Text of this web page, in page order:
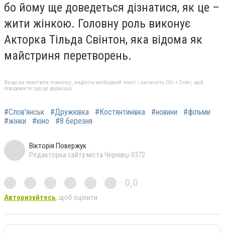
бо йому ще доведеться дізнатися, як це –
жити жінкою. Головну роль виконує
Акторка Тільда Свінтон, яка відома як
майстриня перетворень.
Якщо ви помітили помилку, виділіть необхідний текст і натисніть Ctrl + Enter, щоб
повідомити про це редакцію
#Слов'янськ #Дружківка #Костянтинівка #новини
#фільми
#жінки
#кіно #8 березня
Вікторія Повержук
Редакторка сайту міста Чернівці 0372
0,0
Авторизуйтесь, щоб оцінити